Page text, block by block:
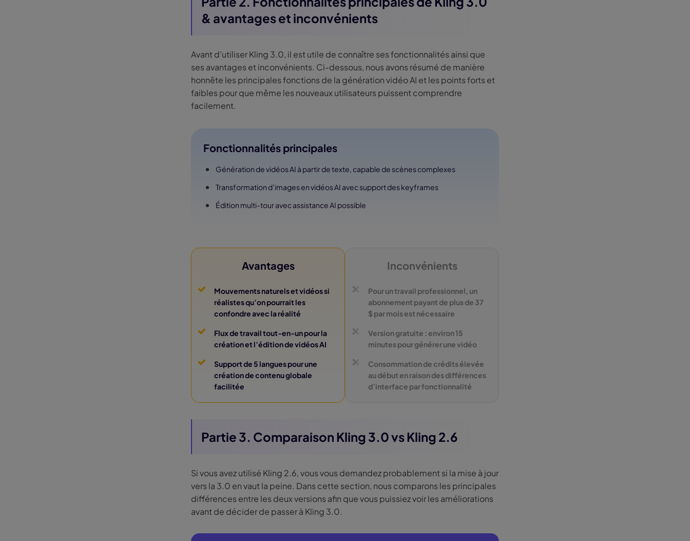
& avantages et inconvénients
Avant d’utiliser Kling 3.0, il est utile de connaître ses fonctionnalités ainsi que
ses avantages et inconvénients. Ci-dessous, nous avons résumé de manière
honnête les principales fonctions de la génération vidéo AI et les points forts et
faibles pour que même les nouveaux utilisateurs puissent comprendre
facilement.
Fonctionnalités principales
Génération de vidéos AI à partir de texte, capable de scènes complexes
Transformation d’images en vidéos AI avec support des keyframes
Édition multi-tour avec assistance AI possible
Avantages
Mouvements naturels et vidéos si
réalistes qu’on pourrait les
confondre avec la réalité
Flux de travail tout-en-un pour la
création et l’édition de vidéos AI
Support de 5 langues pour une
création de contenu globale
facilitée
Inconvénients
Pour un travail professionnel, un
abonnement payant de plus de 37
$ par mois est nécessaire
Version gratuite : environ 15
minutes pour générer une vidéo
Consommation de crédits élevée
au début en raison des différences
d’interface par fonctionnalité
Partie 3. Comparaison Kling 3.0 vs Kling 2.6
Si vous avez utilisé Kling 2.6, vous vous demandez probablement si la mise à jour
vers la 3.0 en vaut la peine. Dans cette section, nous comparons les principales
différences entre les deux versions afin que vous puissiez voir les améliorations
avant de décider de passer à Kling 3.0.